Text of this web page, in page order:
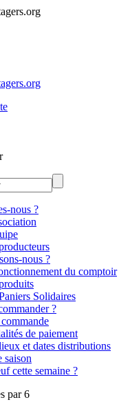
nous ?
nous ?
du comptoir
Solidaires
?
commande
de paiement
et dates distributions
saison
cette semaine ?
par 6